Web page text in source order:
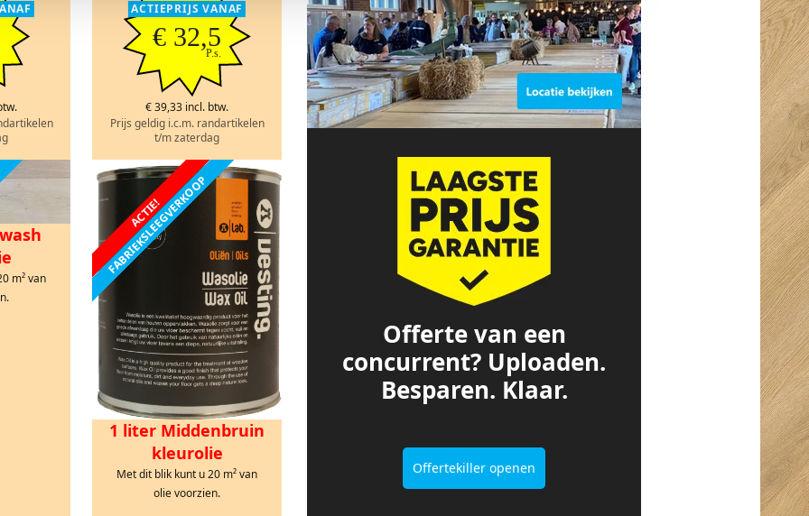
ACTIEPRIJS VANAF
€ 32,5
P.s.
€ 39,33 incl. btw.
Prijs geldig i.c.m. randartikelen
t/m zaterdag
m² van
ACTIE!
FABRIEKSLEEGVERKOOP
1 liter Middenbruin
kleurolie
Met dit blik kunt u 20 m² van
olie voorzien.
Offerte van een
concurrent? Uploaden.
Besparen. Klaar.
Offertekiller openen